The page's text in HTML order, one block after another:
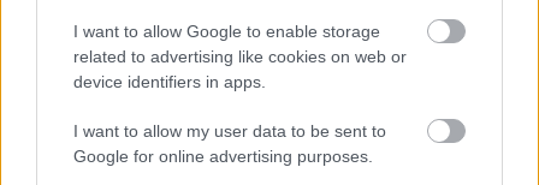
I want to allow Google to enable storage
related to advertising like cookies on web or
device identifiers in apps.
I want to allow my user data to be sent to
Google for online advertising purposes.
Top 10: ezek a legjobb szerelmes filmek
A 10 legütősebb drogos film
Megjöttek a meztelen hősnők
A forradalom egy holland fotós szemével
A legizgalmasabb fotók 2015-ből